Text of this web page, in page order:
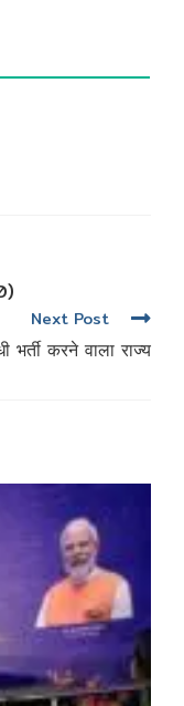
Next Post
भर्ती करने वाला राज्य